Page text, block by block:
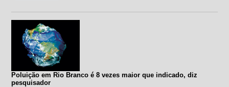
Poluição em Rio Branco é 8 vezes maior que indicado, diz
pesquisador